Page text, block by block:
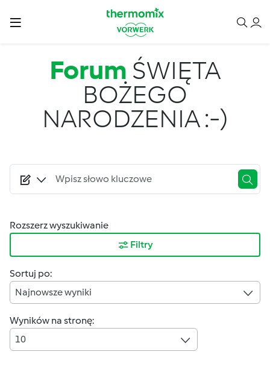
Forum ŚWIĘTA
BOŻEGO
NARODZENIA :-)
Rozszerz wyszukiwanie
Filtry
Sortuj po:
Najnowsze wyniki
Wyników na stronę:
10